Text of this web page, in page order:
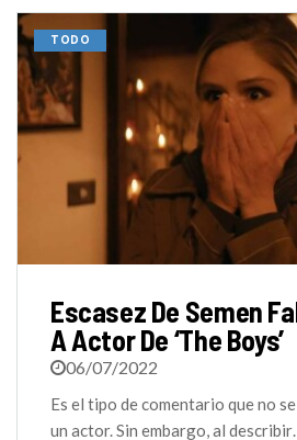
TODO
Escasez De Semen
A Actor De ‘The Boys’
06/07/2022
Es el tipo de comentario que no
un actor. Sin embargo, al describir…